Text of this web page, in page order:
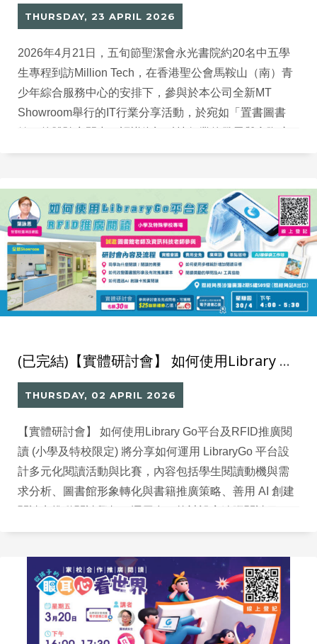
THURSDAY, 23 APRIL 2026
2026年4月21日，五旬節聖潔會永光書院約20名中五學
生專程到訪Million Tech，在香港聖公會馬鞍山（南）青
少年綜合服務中心的安排下，參與於本公司全新MT
Showroom舉行的IT行業分享活動，於宛如「置書圖書
用。
(已完結)【實體研討會】 如何使用Library Go平台及RFID推廣閱讀 (小學及特校限定)
THURSDAY, 02 APRIL 2026
【實體研討會】 如何使用Library Go平台及RFID推廣閱
讀 (小學及特校限定) 將分享如何運用 LibraryGo 平台設
計多元化閱讀活動與比賽，內容包括學生閱讀動機與需
求分析、圖書館形象轉化與書籍推廣策略、善用 AI 創建
標，以及閱讀獎勵設計與 AI 工具應用。